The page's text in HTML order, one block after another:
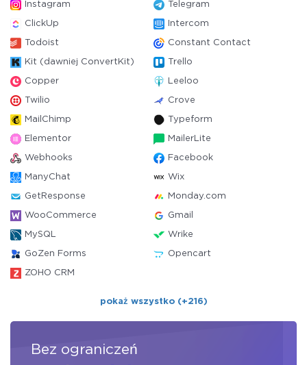
Instagram Telegram
ClickUp Intercom
Todoist Constant Contact
Kit (dawniej ConvertKit) Trello
Copper Leeloo
Twilio Crove
MailChimp Typeform
Elementor MailerLite
Webhooks Facebook
ManyChat Wix
GetResponse Monday.com
WooCommerce Gmail
MySQL Wrike
GoZen Forms Opencart
ZOHO CRM
pokaż wszystko (+216)
Bez ograniczeń